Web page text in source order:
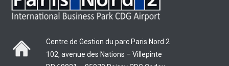
Centre de Gestion du parc Paris Nord 2
102, avenue des Nations – Villepinte